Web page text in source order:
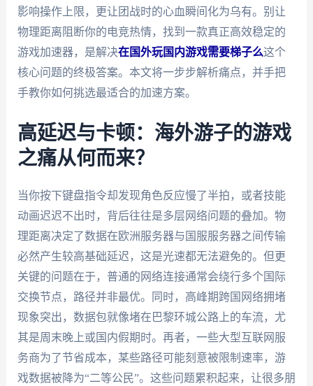
影响操作上限，更让团战时的心血瞬间化为乌有。别让
物理距离阻断你的电竞热情，找到一款真正高效稳定的
游戏加速器，是解决在国外玩国内游戏需要梯子么这个
核心问题的终极答案。本文将一步步解析痛点，并手把
手教你如何挑选最适合的加速方案。
高延迟与卡顿：海外游子的游戏
之痛从何而来？
当你按下键盘指令却发现角色反应慢了半拍，或者技能
动画迟迟不出时，背后往往是多层网络问题的叠加。物
理距离决定了数据在欧洲服务器与国服服务器之间传输
必然产生较高基础延迟，这是光速都无法避免的。但更
关键的问题在于，普通的网络连接通常会绕行多个国际
交换节点，路径并非最优。同时，高峰期跨国网络拥堵
现象突出，数据包就像堵在巴黎环城公路上的车流，尤
其是周末晚上或国内假期时。再者，一些大型互联网服
务商为了节省成本，某些路径可能刻意被限制速率，游
戏数据被降为“二等公民”。这些问题累积起来，让很多朋